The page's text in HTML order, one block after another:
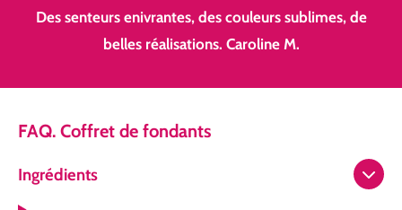
Des senteurs enivrantes, des couleurs sublimes, de
belles réalisations. Caroline M.
FAQ. Coffret de fondants
Ingrédients